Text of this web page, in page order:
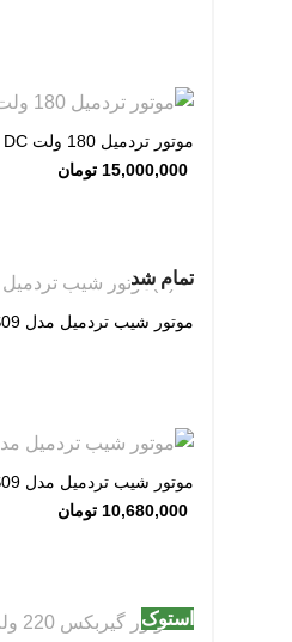
موتور تردمیل 180 ولت 3HP DC مدل (C)
15,000,000 تومان
تمام شد
موتور شیب تردمیل مدل JS09
موتور شیب تردمیل مدل GS09
10,680,000 تومان
استوک